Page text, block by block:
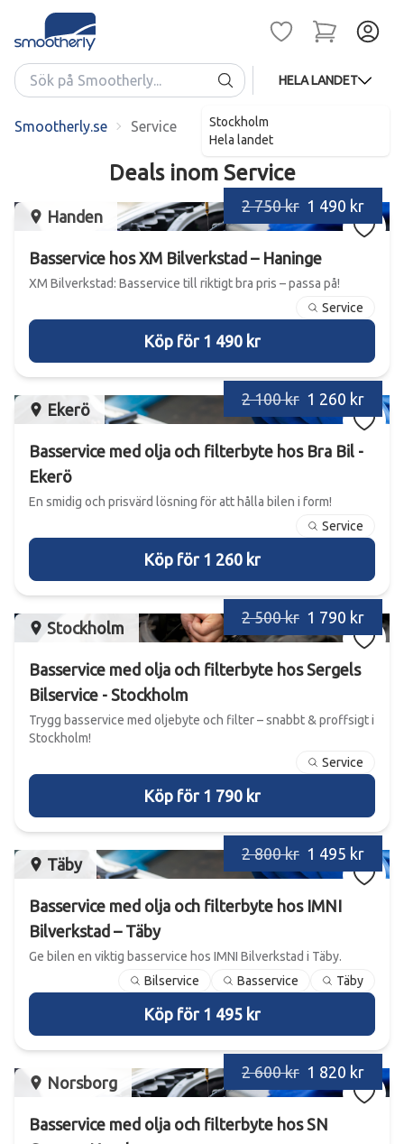
HELA LANDET
Stockholm
Hela landet
Smootherly.se Service
Deals inom Service
Handen
2 750 kr 1 490 kr
Basservice hos XM Bilverkstad – Haninge
XM Bilverkstad: Basservice till riktigt bra pris – passa på!
Service
Köp för 1 490 kr
Ekerö
2 100 kr 1 260 kr
Basservice med olja och filterbyte hos Bra Bil -
Ekerö
En smidig och prisvärd lösning för att hålla bilen i form!
Service
Köp för 1 260 kr
Stockholm
2 500 kr 1 790 kr
Basservice med olja och filterbyte hos Sergels
Bilservice - Stockholm
Trygg basservice med oljebyte och filter – snabbt & proffsigt i
Stockholm!
Service
Köp för 1 790 kr
Täby
2 800 kr 1 495 kr
Basservice med olja och filterbyte hos IMNI
Bilverkstad – Täby
Ge bilen en viktig basservice hos IMNI Bilverkstad i Täby.
Bilservice
Basservice Täby
Köp för 1 495 kr
Norsborg
2 600 kr 1 820 kr
Basservice med olja och filterbyte hos SN